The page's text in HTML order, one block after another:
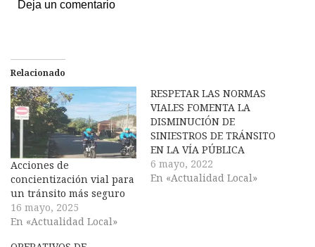
Deja un comentario
Relacionado
Acciones de
concientización vial para
un tránsito más seguro
16 mayo, 2025
En «Actualidad Local»
RESPETAR LAS NORMAS
VIALES FOMENTA LA
DISMINUCIÓN DE
SINIESTROS DE TRÁNSITO
EN LA VÍA PÚBLICA
6 mayo, 2022
En «Actualidad Local»